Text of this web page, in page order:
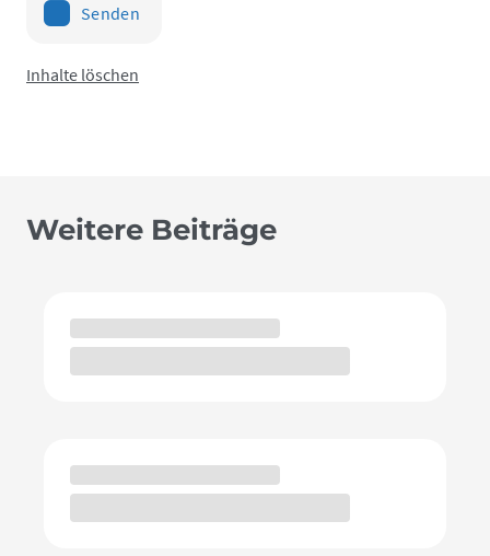
Senden
Inhalte löschen
Weitere Beiträge